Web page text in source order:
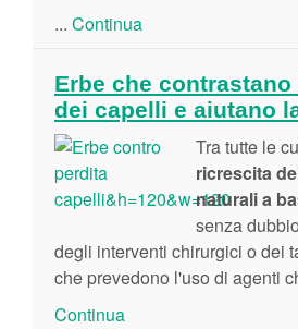
... Continua
Erbe che
dei capelli e aiutano
Tra tutte le
ricrescita
naturali a
senza
degli interventi chirurgici o dei
che prevedono l'uso di agenti
Continua